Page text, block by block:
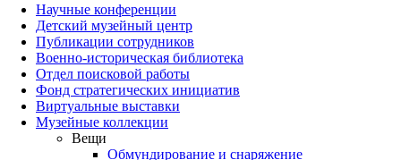
Научные конференции
Детский музейный центр
Публикации сотрудников
Военно-историческая библиотека
Отдел поисковой работы
Фонд стратегических инициатив
Виртуальные выставки
Музейные коллекции
Вещи
Обмундирование и снаряжение